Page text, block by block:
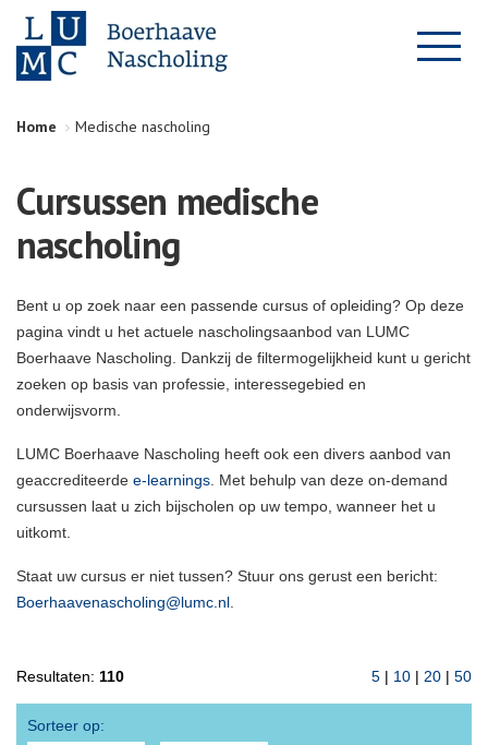
Home Medische nascholing
Cursussen medische
nascholing
Bent u op zoek naar een passende cursus of opleiding? Op deze
pagina vindt u het actuele nascholingsaanbod van LUMC
Boerhaave Nascholing. Dankzij de filtermogelijkheid kunt u gericht
zoeken op basis van professie, interessegebied en
onderwijsvorm.
LUMC Boerhaave Nascholing heeft ook een divers aanbod van
geaccrediteerde e-learnings . Met behulp van deze on-demand
cursussen laat u zich bijscholen op uw tempo, wanneer het u
uitkomt.
Staat uw cursus er niet tussen? Stuur ons gerust een bericht:
Boerhaavenascholing@lumc.nl
Resultaten: 110 5 | 10 | 20 | 50
Sorteer op: